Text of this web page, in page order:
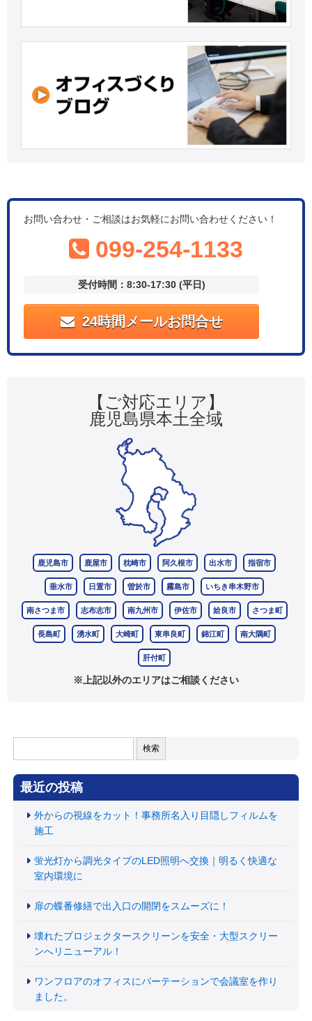
お問い合わせ・ご相談はお気軽にお問い合わせください！
099-254-1133
受付時間：8:30-17:30 (平日)
24時間メールお問合せ
【ご対応エリア】
鹿児島県本土全域
鹿児島市 鹿屋市 枕崎市 阿久根市 出水市 指宿市
垂水市 日置市 曽於市 霧島市 いちき串木野市
南さつま市 志布志市 南九州市 伊佐市 姶良市 さつま町
長島町 湧水町 大崎町 東串良町 錦江町 南大隅町
肝付町
※上記以外のエリアはご相談ください
索:
最近の投稿
外からの視線をカット！事務所名入り目隠しフィルムを
施工
蛍光灯から調光タイプのLED照明へ交換｜明るく快適な
室内環境に
扉の蝶番修繕で出入口の開閉をスムーズに！
壊れたプロジェクタースクリーンを安全・大型スクリー
ンへリニューアル！
ワンフロアのオフィスにパーテーションで会議室を作り
ました。